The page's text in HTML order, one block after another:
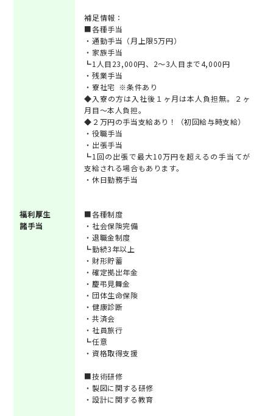
福利厚生
諸手当
補足情報：
■各種手当
・通勤手当（月上限5万円）
・家族手当
┗1人目23,000円、2～3人目まで4,000円
・残業手当
・寮社宅 ※条件あり
◆入寮の方は入社後１ヶ月は本人負担無。２ヶ
月目～本人負担。
◆２万円の手当支給あり！（初回給与時支給）
・役職手当
・出張手当
┗1回の出張で最大10万円を超えるの手当てが
支給される場合もあります。
・休日勤務手当
■各種制度
・社会保険完備
・退職金制度
┗勤続3年以上
・財形貯蓄
・確定拠出年金
・慶弔見舞金
・団体生命保険
・健康診断
・共済会
・社員旅行
┗任意
・資格取得支援
■技術研修
・製図に関する研修
・設計に関する教育